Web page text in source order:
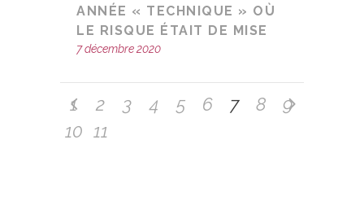
ANNÉE « TECHNIQUE » OÙ
LE RISQUE ÉTAIT DE MISE
7 décembre 2020
1 2 3 4 5 6 7 8
9
10 11